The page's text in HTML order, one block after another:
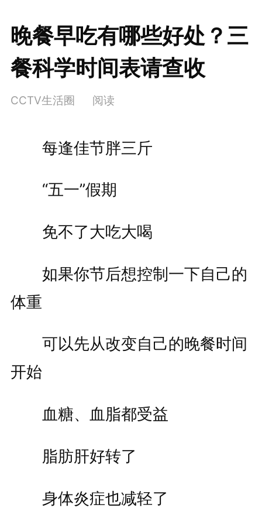
晚餐早吃有哪些好处？三
餐科学时间表请查收
CCTV生活圈 阅读
每逢佳节胖三斤
“五一”假期
免不了大吃大喝
如果你节后想控制一下自己的
体重
可以先从改变自己的晚餐时间
开始
血糖、血脂都受益
脂肪肝好转了
身体炎症也减轻了